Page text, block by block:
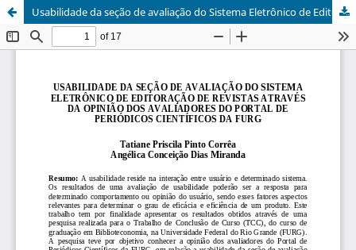
Usabilidade da seção de avaliação do Sistema Eletrônico de Editoração de Revistas através da opinião dos avaliadores do portal de periódicos científicos da FURG <p> Usability evaluation section's Electronic Publishing System for Magazines ...